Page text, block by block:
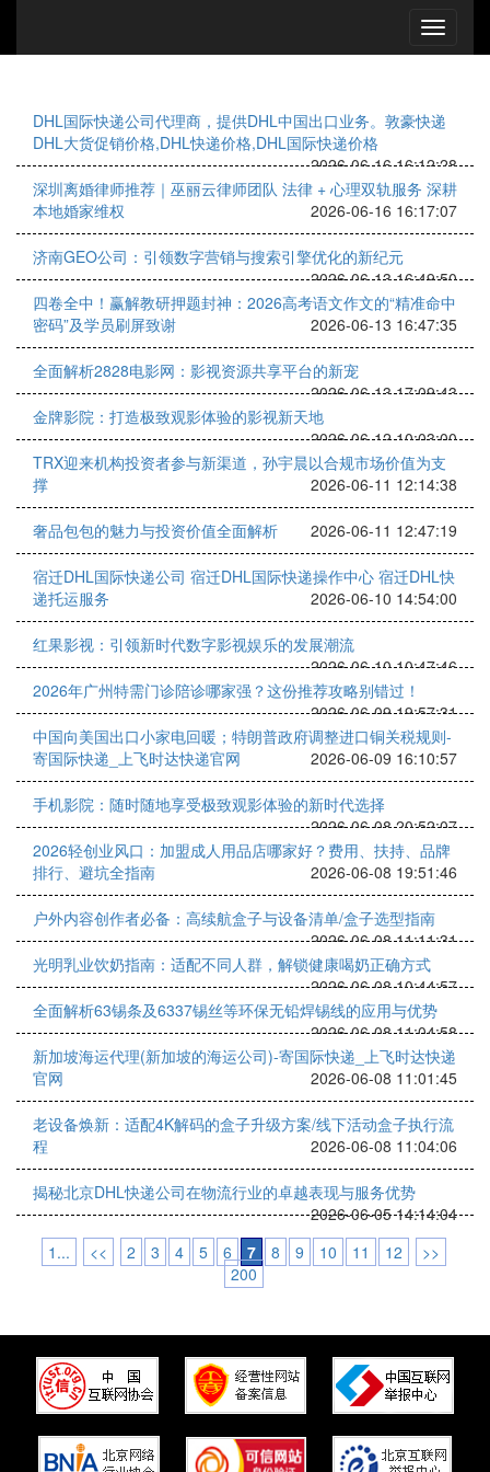
DHL国际快递公司代理商，提供DHL中国出口业务。敦豪快递
DHL大货促销价格,DHL快递价格,DHL国际快递价格
2026-06-16 16:12:28
深圳离婚律师推荐｜巫丽云律师团队 法律 + 心理双轨服务 深耕
本地婚家维权
2026-06-16 16:17:07
济南GEO公司：引领数字营销与搜索引擎优化的新纪元
2026-06-13 16:49:50
四卷全中！赢解教研押题封神：2026高考语文作文的“精准命中
密码”及学员刷屏致谢
2026-06-13 16:47:35
全面解析2828电影网：影视资源共享平台的新宠
2026-06-13 17:09:43
金牌影院：打造极致观影体验的影视新天地
2026-06-12 10:03:00
TRX迎来机构投资者参与新渠道，孙宇晨以合规市场价值为支
撑
2026-06-11 12:14:38
奢品包包的魅力与投资价值全面解析 2026-06-11 12:47:19
宿迁DHL国际快递公司 宿迁DHL国际快递操作中心 宿迁DHL快
递托运服务
2026-06-10 14:54:00
红果影视：引领新时代数字影视娱乐的发展潮流
2026-06-10 10:47:46
2026年广州特需门诊陪诊哪家强？这份推荐攻略别错过！
2026-06-09 19:57:31
中国向美国出口小家电回暖；特朗普政府调整进口铜关税规则-
寄国际快递_上飞时达快递官网
2026-06-09 16:10:57
手机影院：随时随地享受极致观影体验的新时代选择
2026-06-08 20:52:07
2026轻创业风口：加盟成人用品店哪家好？费用、扶持、品牌
排行、避坑全指南
2026-06-08 19:51:46
户外内容创作者必备：高续航盒子与设备清单/盒子选型指南
2026-06-08 11:11:31
光明乳业饮奶指南：适配不同人群，解锁健康喝奶正确方式
2026-06-08 10:44:57
全面解析63锡条及6337锡丝等环保无铅焊锡线的应用与优势
2026-06-08 11:04:58
新加坡海运代理(新加坡的海运公司)-寄国际快递_上飞时达快递
官网
2026-06-08 11:01:45
老设备焕新：适配4K解码的盒子升级方案/线下活动盒子执行流
程
2026-06-08 11:04:06
揭秘北京DHL快递公司在物流行业的卓越表现与服务优势
2026-06-05 14:14:04
1...
<< 2 3 4 5 6 7 8 9 10 11 12
>>
200